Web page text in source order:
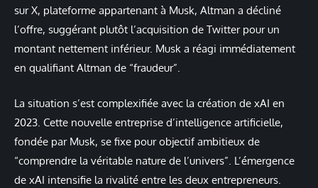
sur X, plateforme appartenant à Musk, Altman a décliné
l’offre, suggérant plutôt l’acquisition de Twitter pour un
montant nettement inférieur. Musk a réagi immédiatement
en qualifiant Altman de “fraudeur”.
La situation s’est complexifiée avec la création de xAI en
2023. Cette nouvelle entreprise d’intelligence artificielle,
fondée par Musk, se fixe pour objectif ambitieux de
“comprendre la véritable nature de l’univers”. L’émergence
de xAI intensifie la rivalité entre les deux entrepreneurs.